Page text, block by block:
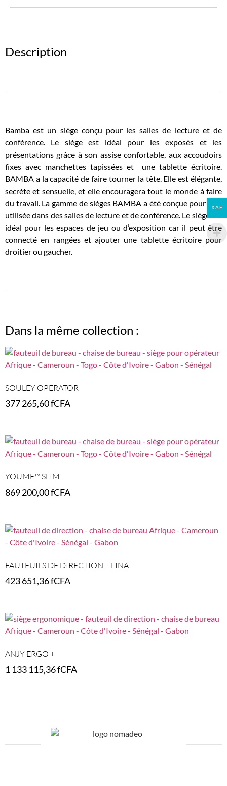
Description
Bamba est un siège conçu pour les salles de lecture et de
conférence. Le siège est idéal pour les exposés et les
présentations grâce à son assise confortable, aux accoudoirs
fixes avec manchettes tapissées et une tablette écritoire.
BAMBA a la capacité de faire tourner la tête. Elle est élégante,
secrète et sensuelle, et elle encouragera tout le monde à faire
du travail. La gamme de sièges BAMBA a été conçue pour être
utilisée dans des salles de lecture et de conférence. Le siège est
idéal pour les espaces de jeu ou d’exposition car il peut être
connecté en rangées et ajouter une tablette écritoire pour
droitier ou gaucher.
Dans la même collection :
SOULEY OPERATOR
377 265,60fCFA
YOUME™ SLIM
869 200,00fCFA
FAUTEUILS DE DIRECTION – LINA
423 651,36fCFA
ANJY ERGO +
1 133 115,36fCFA
XAF